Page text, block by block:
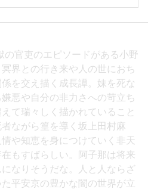
の官吏のエピソードがある小野
界との行き来や人の世におち
を交え描く成長譚。妹を死な
悪や自分の非力さへの苛立ち
て瑞々しく描かれていること
ながら篁を導く坂上田村麻
や知恵を身につけていく非天
もすばらしい。阿子那は将来
なりそうだな。人と人ならざ
平安京の豊かな闇の世界が立